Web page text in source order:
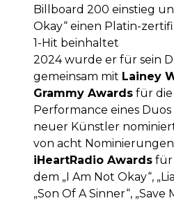
Billboard 200 einstieg
Okay“ einen Platin-
1-Hit beinhaltet
2024 wurde er für sein
gemeinsam mit Lainey
Grammy Awards für
Performance eines Duos
neuer Künstler
von acht
iHeartRadio Awards für
dem „I Am Not Okay“,
„Son Of A Sinner“, „Save